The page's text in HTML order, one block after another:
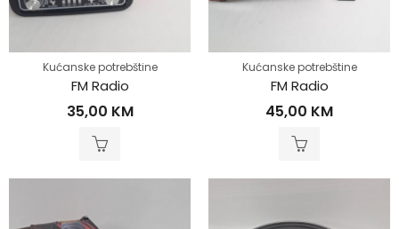
Kućanske potrebštine
FM Radio
35,00 KM
Kućanske potrebštine
FM Radio
45,00 KM